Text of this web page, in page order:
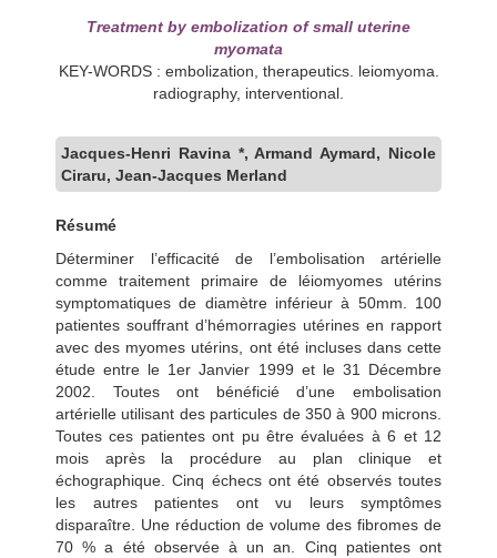
Treatment by embolization of small uterine
myomata
KEY-WORDS : embolization, therapeutics. leiomyoma.
radiography, interventional.
Jacques-Henri Ravina *, Armand Aymard, Nicole
Ciraru, Jean-Jacques Merland
Résumé
Déterminer l’efficacité de l’embolisation artérielle
comme traitement primaire de léiomyomes utérins
symptomatiques de diamètre inférieur à 50mm. 100
patientes souffrant d’hémorragies utérines en rapport
avec des myomes utérins, ont été incluses dans cette
étude entre le 1er Janvier 1999 et le 31 Décembre
2002. Toutes ont bénéficié d’une embolisation
artérielle utilisant des particules de 350 à 900 microns.
Toutes ces patientes ont pu être évaluées à 6 et 12
mois après la procédure au plan clinique et
échographique. Cinq échecs ont été observés toutes
les autres patientes ont vu leurs symptômes
disparaître. Une réduction de volume des fibromes de
70 % a été observée à un an. Cinq patientes ont